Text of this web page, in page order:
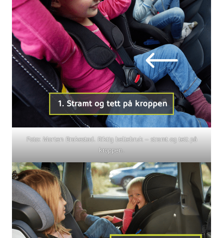
Foto: Morten Brakestad. Riktig beltebruk – stramt og tett på
kroppen.